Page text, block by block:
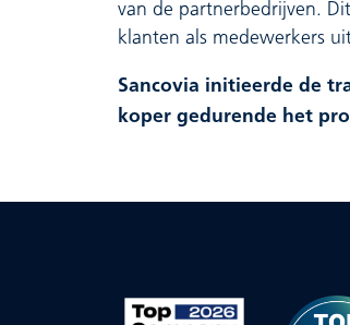
van de partnerbedrijven.
klanten als medewerkers
Sancovia initieerde de
koper gedurende het